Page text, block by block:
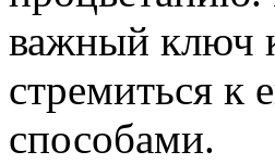
важный ключ
стремиться
способами.